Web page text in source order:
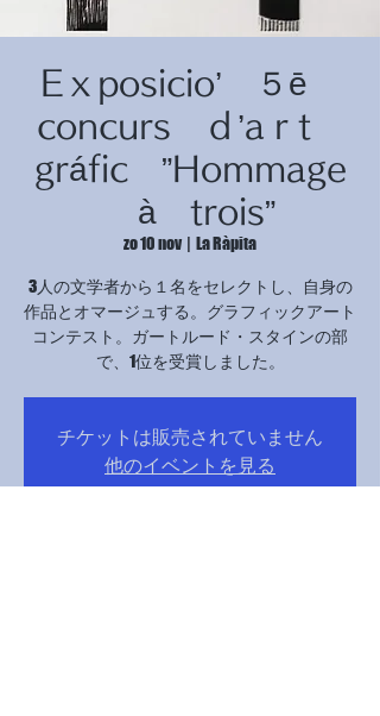
© Copyright
Eｘposicio’ ５ē
concurs ｄ’aｒt
gráfic ”Hommage
à trois”
zo 10 nov
  |
La Ràpita
3人の文学者から１名をセレクトし、自身の
作品とオマージュする。グラフィックアート
コンテスト。ガートルード・スタインの部
で、1位を受賞しました。
チケットは販売されていません
他のイベントを見る